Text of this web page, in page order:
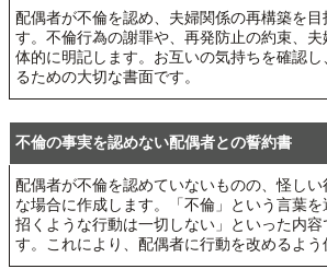
配偶者が不倫を認め、夫婦関係の再構築を目
す。不倫行為の謝罪や、再発防止の約束、
体的に明記します。お互いの気持ちを確認
るための大切な書面です。
不倫の事実を認めない配偶者との誓約書
配偶者が不倫を認めていないものの、怪しい
な場合に作成します。「不倫」という言葉
招くような行動は一切しない」といった内容
す。これにより、配偶者に行動を改めるよう